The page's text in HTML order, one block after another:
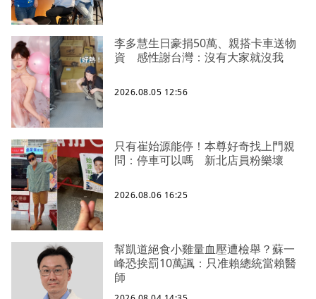
李多慧生日豪捐50萬、親搭卡車送物
資 感性謝台灣：沒有大家就沒我
2026.08.05 12:56
只有崔始源能停！本尊好奇找上門親
問：停車可以嗎 新北店員粉樂壞
2026.08.06 16:25
幫凱道絕食小雞量血壓遭檢舉？蘇一
峰恐挨罰10萬諷：只准賴總統當賴醫
師